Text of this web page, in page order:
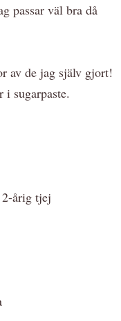
passar väl bra då
av de jag själv gjort!
sugarpaste.
årig tjej